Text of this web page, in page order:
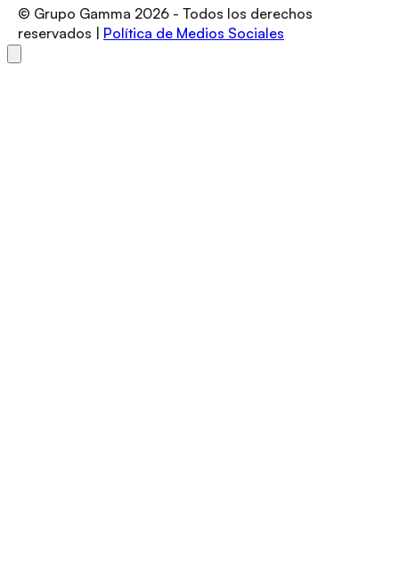
© Grupo Gamma 2026 - Todos los derechos
reservados |
Política de Medios Sociales